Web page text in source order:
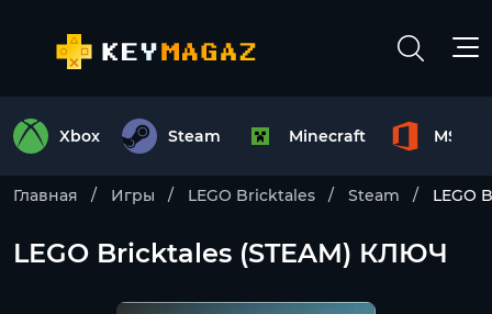
Xbox Steam Minecraft MS
Главная Игры LEGO Bricktales Steam LEGO
LEGO Bricktales (STEAM) КЛЮЧ